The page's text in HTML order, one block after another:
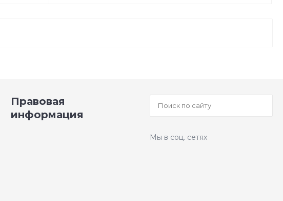
Правовая
информация
Мы в соц. сетях